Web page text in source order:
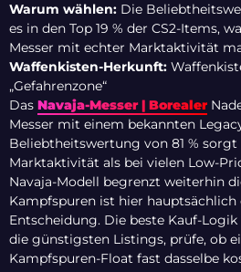
Warum wählen: Die
es in den Top 19 % der CS2-Items,
Messer mit echter Marktaktivität
Waffenkisten-Herkunft:
„Gefahrenzone“
Das Navaja-Messer | Borealer
Messer mit einem bekannten
Beliebtheitswertung von 81 %
Marktaktivität als bei vielen Low-
Navaja-Modell begrenzt weiterhin
Kampfspuren ist hier
Entscheidung. Die beste Kauf-
die günstigsten Listings, prüfe, ob
Kampfspuren-Float fast dasselbe